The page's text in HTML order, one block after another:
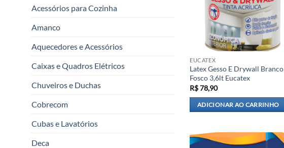
Acessórios para Cozinha
Amanco
Aquecedores e Acessórios
Caixas e Quadros Elétricos
Chuveiros e Duchas
Cobrecom
Cubas e Lavatórios
Deca
EUCATEX
Latex Gesso E Drywall Branco
Fosco 3,6lt Eucatex
R$78,90
ADICIONAR AO CARRINHO